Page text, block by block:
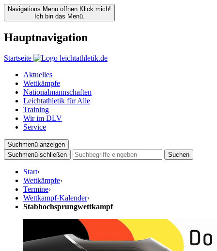
Navigations Menu öffnen Klick mich!
Ich bin das Menü.
Hauptnavigation
Startseite
Aktuelles
Wettkämpfe
Nationalmannschaften
Leichtathletik für Alle
Training
Wir im DLV
Service
Suchmenü anzeigen
Suchmenü schließen
Suchen
Start›
Wettkämpfe›
Termine›
Wettkampf-Kalender›
Stabhochsprungwettkampf